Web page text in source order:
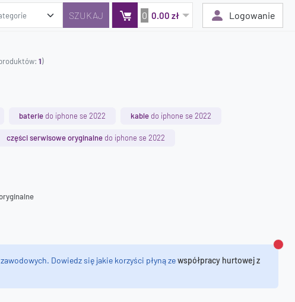
0 0.00 zł Logowanie
1)
baterie do iphone se 2022 kable do iphone se 2022
części serwisowe oryginalne do iphone se 2022
Dowiedz się jakie korzyści płyną zewspółpracy hurtowej z